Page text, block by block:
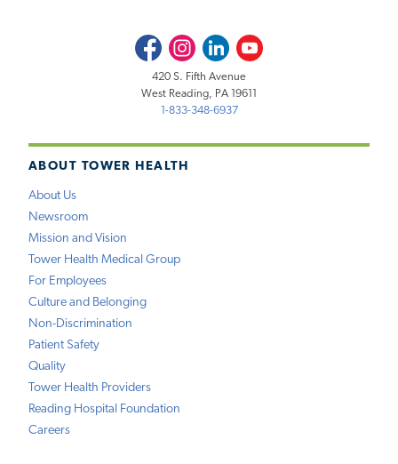
ABOUT TOWER HEALTH
About Us
Newsroom
Mission and Vision
Tower Health Medical Group
For Employees
Culture and Belonging
Non-Discrimination
Patient Safety
Quality
Tower Health Providers
Reading Hospital Foundation
Careers
FacebookInstagramLinkedInYoutube
420 S. Fifth Avenue
West Reading, PA 19611
1-833-348-6937